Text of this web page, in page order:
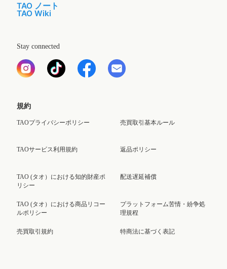
TAO ノート
TAO Wiki
Stay connected
規約
TAOプライバシーポリシー
TAOサービス利用規約
TAO (タオ）における知的財産ポ
リシー
TAO (タオ）における商品リコー
ルポリシー
売買取引規約
売買取引基本ルール
返品ポリシー
配送遅延補償
プラットフォーム苦情・紛争処
理規程
特商法に基づく表記